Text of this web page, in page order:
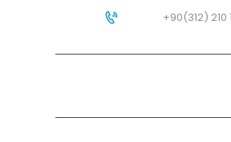
+90(312) 210